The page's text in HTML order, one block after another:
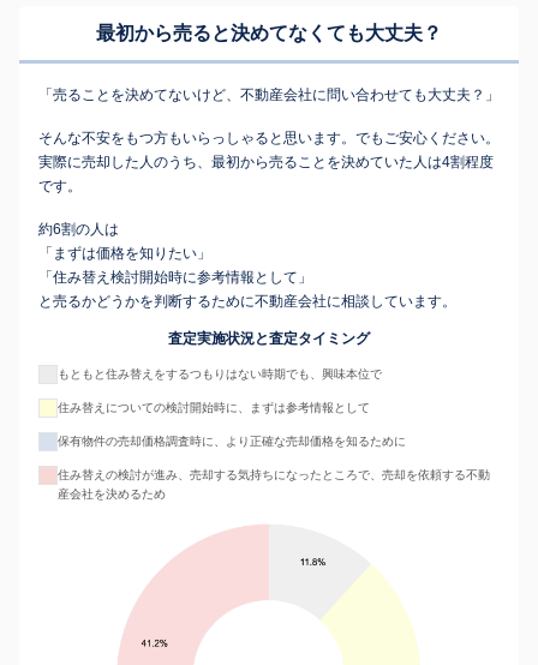
最初から売ると決めてなくても大丈夫？
「売ることを決めてないけど、不動産会社に問い合わせても大丈夫？」
そんな不安をもつ方もいらっしゃると思います。でもご安心ください。
実際に売却した人のうち、最初から売ることを決めていた人は4割程度
です。
約6割の人は
「まずは価格を知りたい」
「住み替え検討開始時に参考情報として」
と売るかどうかを判断するために不動産会社に相談しています。
査定実施状況と査定タイミング
もともと住み替えをするつもりはない時期でも、興味本位で
住み替えについての検討開始時に、まずは参考情報として
保有物件の売却価格調査時に、より正確な売却価格を知るために
住み替えの検討が進み、売却する気持ちになったところで、売却を依頼する不動
産会社を決めるため